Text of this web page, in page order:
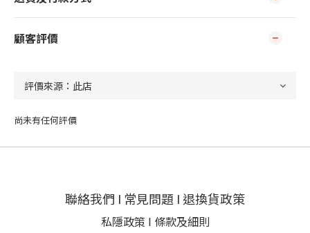
顧客評價
尚未有任何評價
聯絡我們 I 常見問題 I 退換貨政策
私隱政策 I 條款及細則